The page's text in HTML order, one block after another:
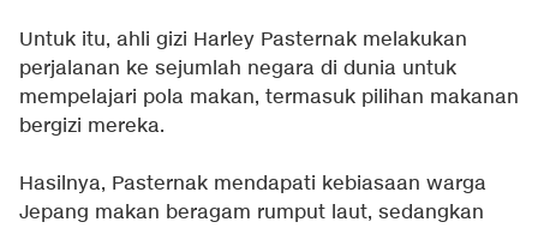
Untuk itu, ahli gizi Harley Pasternak melakukan
perjalanan ke sejumlah negara di dunia untuk
mempelajari pola makan, termasuk pilihan makanan
bergizi mereka.
Hasilnya, Pasternak mendapati kebiasaan warga
Jepang makan beragam rumput laut, sedangkan